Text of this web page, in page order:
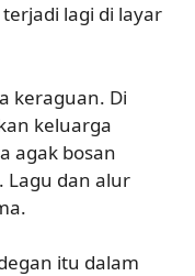
lagi di layar
keraguan. Di
keluarga
agak bosan
Lagu dan alur
itu dalam